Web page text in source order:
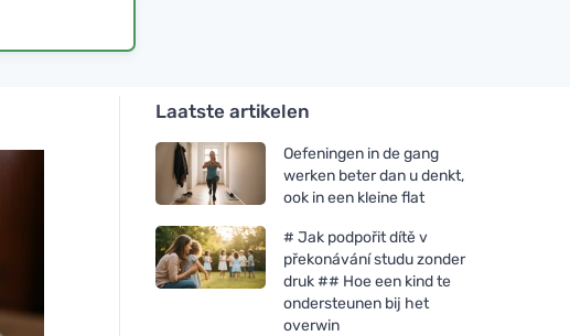
Laatste artikelen
Oefeningen in de gang
werken beter dan u denkt,
ook in een kleine flat
# Jak podpořit dítě v
překonávání studu zonder
druk ## Hoe een kind te
ondersteunen bij het
overwin